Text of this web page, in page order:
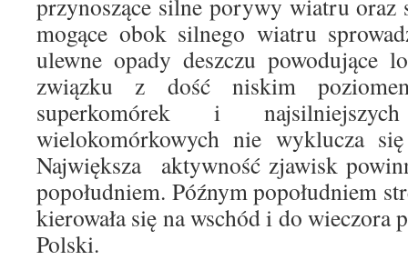
przynoszące silne porywy wiatru oraz
mogące obok silnego wiatru
ulewne opady deszczu powodujące
związku z dość niskim
superkomórek i
wielokomórkowych nie wyklucza
Największa aktywność zjawisk
popołudniem. Późnym popołudniem
kierowała się na wschód i do wieczora
Polski.